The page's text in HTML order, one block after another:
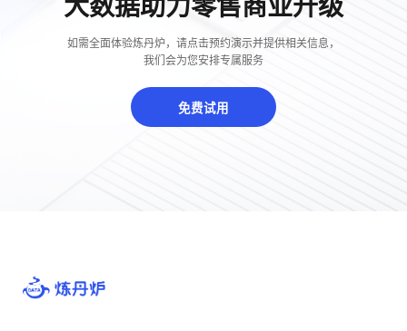
大数据助力零售商业升级
如需全面体验炼丹炉，请点击预约演示并提供相关信息，
我们会为您安排专属服务
免费试用